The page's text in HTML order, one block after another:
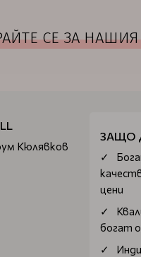
СЕ ЗА
Кюлявков
ЗАЩО
цени
богат